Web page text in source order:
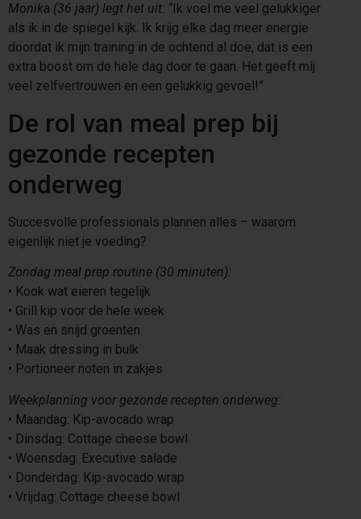
Monika (36 jaar) legt het uit: “Ik voel me veel gelukkiger
als ik in de spiegel kijk. Ik krijg elke dag meer energie
doordat ik mijn training in de ochtend al doe, dat is een
extra boost om de hele dag door te gaan. Het geeft mij
veel zelfvertrouwen en een gelukkig gevoel!”
De rol van meal prep bij
gezonde recepten
onderweg
Succesvolle professionals plannen alles – waarom
eigenlijk niet je voeding?
Zondag meal prep routine (30 minuten):
•⁠ ⁠Kook wat eieren tegelijk
•⁠ ⁠Grill kip voor de hele week
•⁠ ⁠Was en snijd groenten
•⁠ ⁠Maak dressing in bulk
•⁠ ⁠Portioneer noten in zakjes
Weekplanning voor gezonde recepten onderweg:
•⁠ ⁠Maandag: Kip-avocado wrap
•⁠ ⁠Dinsdag: Cottage cheese bowl
•⁠ ⁠Woensdag: Executive salade
•⁠ ⁠Donderdag: Kip-avocado wrap
•⁠ ⁠Vrijdag: Cottage cheese bowl